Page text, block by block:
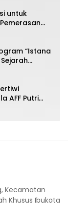
untuk
“Istana
AFF Putri
Kecamatan
Khusus Ibukota